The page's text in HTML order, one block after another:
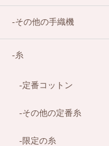
その他の手織機
糸
定番コットン
その他の定番糸
限定の糸